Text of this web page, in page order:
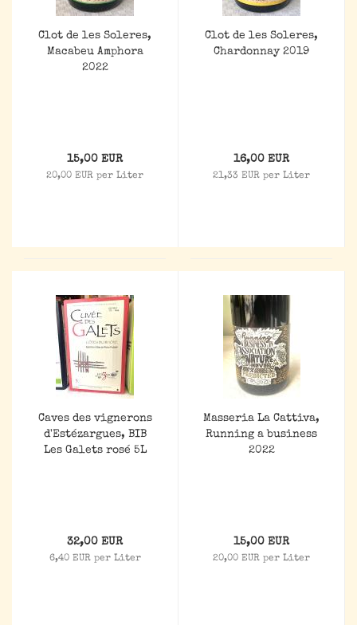
Clot de les Soleres,
Macabeu Amphora
2022
15,00 EUR
20,00 EUR per Liter
Clot de les Soleres,
Chardonnay 2019
16,00 EUR
21,33 EUR per Liter
Caves des vignerons
d'Estézargues, BIB
Les Galets rosé 5L
32,00 EUR
6,40 EUR per Liter
Masseria La Cattiva,
Running a business
2022
15,00 EUR
20,00 EUR per Liter